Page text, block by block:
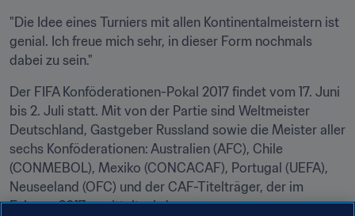
"Die Idee eines Turniers mit allen Kontinentalmeistern ist
genial. Ich freue mich sehr, in dieser Form nochmals
dabei zu sein."
Der FIFA Konföderationen-Pokal 2017 findet vom 17. Juni
bis 2. Juli statt. Mit von der Partie sind Weltmeister
Deutschland, Gastgeber Russland sowie die Meister aller
sechs Konföderationen: Australien (AFC), Chile
(CONMEBOL), Mexiko (CONCACAF), Portugal (UEFA),
Neuseeland (OFC) und der CAF-Titelträger, der im
Februar 2017 ermittelt wird.